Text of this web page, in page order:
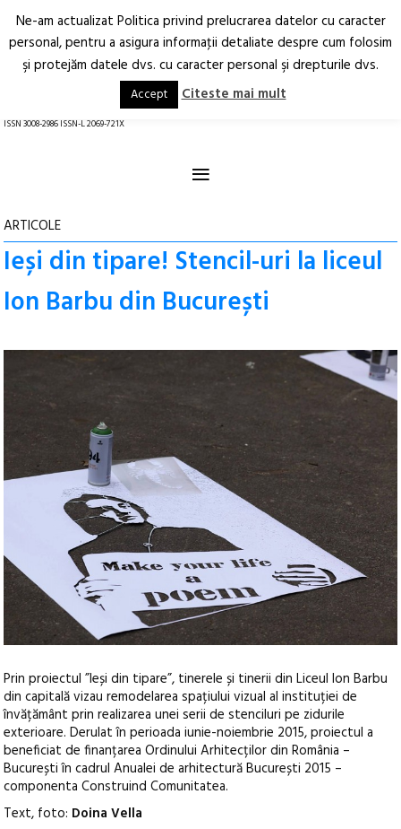
Arhitectură.
Oraș.
RO EN
ISSN 3008-2986 ISSN-L 2069-721X
≡
ARTICOLE
Ieși din tipare! Stencil-uri la liceul
Ion Barbu din București
Prin proiectul ”Ieși din tipare”, tinerele și tinerii din Liceul Ion Barbu
din capitală vizau remodelarea spațiului vizual al instituției de
învățământ prin realizarea unei serii de stenciluri pe zidurile
exterioare. Derulat în perioada iunie-noiembrie 2015, proiectul a
beneficiat de finanțarea Ordinului Arhitecților din România –
București în cadrul Anualei de arhitectură București 2015 –
componenta Construind Comunitatea.
Text, foto: Doina Vella
Ne-am actualizat Politica privind prelucrarea datelor cu caracter
personal, pentru a asigura informaţii detaliate despre cum folosim
şi protejăm datele dvs. cu caracter personal şi drepturile dvs.
Accept Citeste mai mult